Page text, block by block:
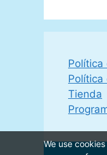
Política
Política
Tienda
We use